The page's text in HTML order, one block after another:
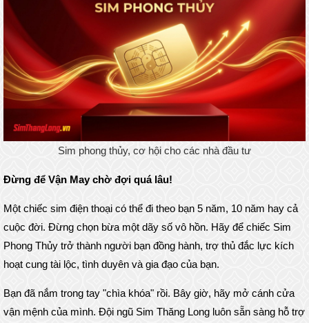
Sim phong thủy, cơ hội cho các nhà đầu tư
Đừng để Vận May chờ đợi quá lâu!
Một chiếc sim điện thoại có thể đi theo bạn 5 năm, 10 năm hay cả
cuộc đời. Đừng chọn bừa một dãy số vô hồn. Hãy để chiếc Sim
Phong Thủy trở thành người bạn đồng hành, trợ thủ đắc lực kích
hoạt cung tài lộc, tình duyên và gia đạo của bạn.
Bạn đã nắm trong tay "chìa khóa" rồi. Bây giờ, hãy mở cánh cửa
vận mệnh của mình. Đội ngũ Sim Thăng Long luôn sẵn sàng hỗ trợ